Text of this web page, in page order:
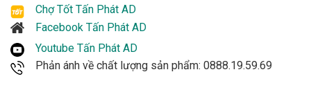
Chợ Tốt Tấn Phát AD
Facebook Tấn Phát AD
Youtube Tấn Phát AD
Phản ánh về chất lượng sản phẩm: 0888.19.59.69